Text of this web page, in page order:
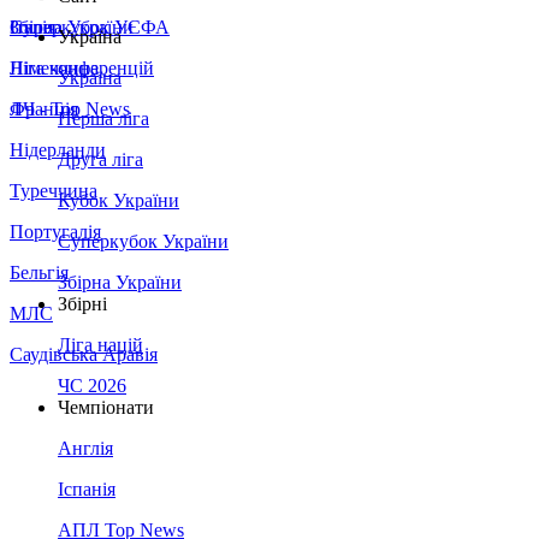
Збірна України
Італія
Німеччина
Франція
Нідерланди
Туреччина
Португалія
Бельгія
МЛС
Саудівська Аравія
Суперкубок УЄФА
Ліга конференцій
ЛЧ - Top News
Україна
Україна
Перша ліга
Друга ліга
Кубок України
Суперкубок України
Збірна України
Збірні
Ліга націй
ЧС 2026
Чемпіонати
Англія
Іспанія
АПЛ Top News